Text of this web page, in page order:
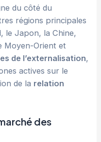
du côté du
régions principales
le Japon, la Chine,
Moyen-Orient et
de l’externalisation,
actives sur le
de la relation
des